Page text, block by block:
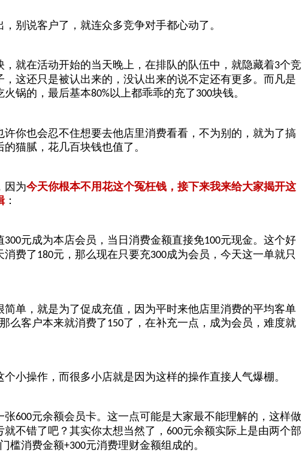
别说客户了，就连众多竞争对手都心动了。
，就在活动开始的当天晚上，在排队的队伍中，就隐藏着3个竞
，这还只是被认出来的，没认出来的说不定还有更多。而凡是
火锅的，最后基本80%以上都乖乖的充了300块钱。
许你也会忍不住想要去他店里消费看看，不为别的，就为了搞
猫腻，花几百块钱也值了。
因为今天你根本不用花这个冤枉钱，接下来我来给大家揭开这
：
300元成为本店会员，当日消费金额直接免100元现金。这个好
消费了180元，那么现在只要充300成为会员，今天这一单就只
简单，就是为了促成充值，因为平时来他店里消费的平均客单
么客户本来就消费了150了，在补充一点，成为会员，难度就
小操作，而很多小店就是因为这样的操作直接人气爆棚。
张600元余额会员卡。这一点可能是大家最不能理解的，这样做
不错了吧？其实你太想当然了， 600元余额实际上是由两个部
槛消费金额+300元消费理财金额组成的。